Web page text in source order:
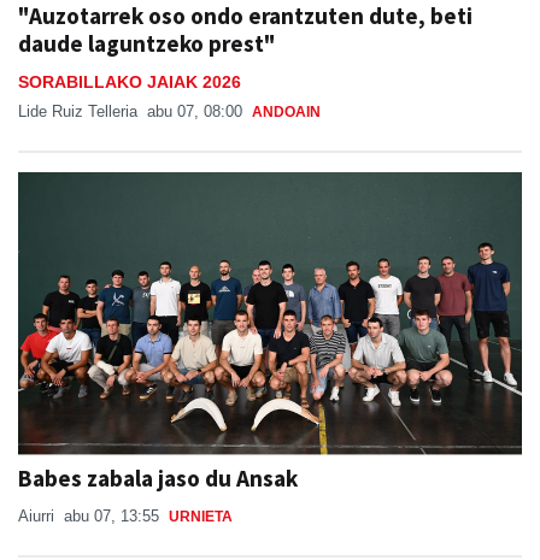
"Auzotarrek oso ondo erantzuten dute, beti
daude laguntzeko prest"
SORABILLAKO JAIAK 2026
Lide Ruiz Telleria abu 07, 08:00 ANDOAIN
Babes zabala jaso du Ansak
Aiurri abu 07, 13:55 URNIETA